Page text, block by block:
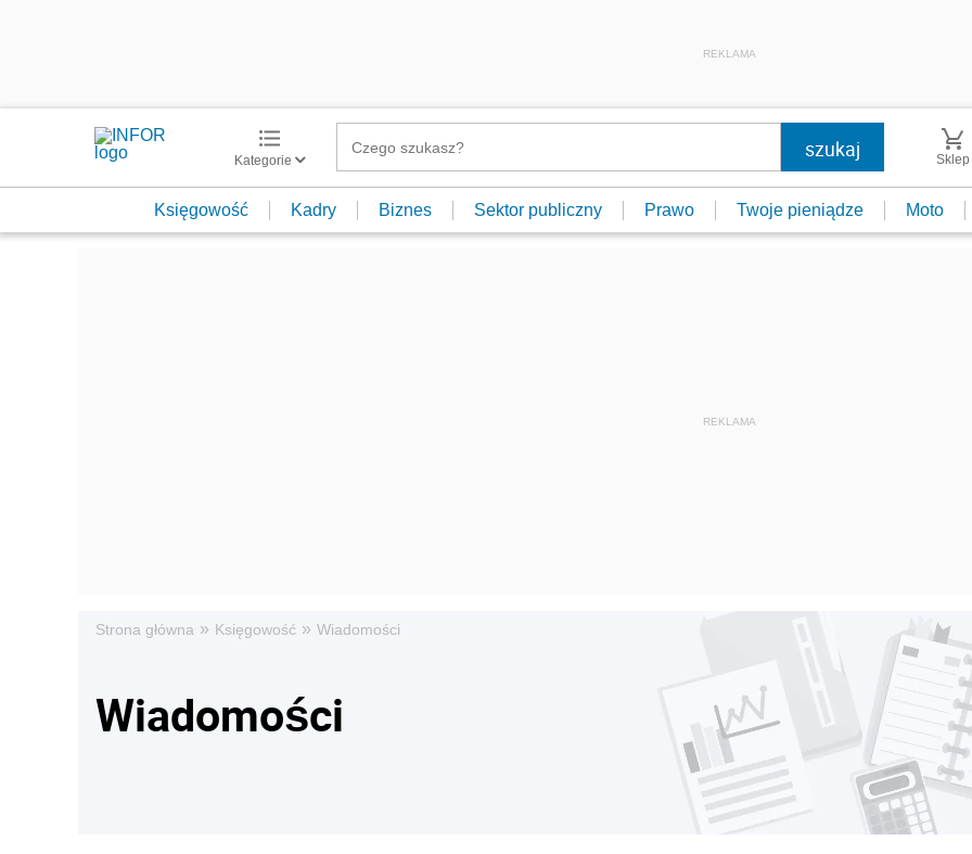
REKLAMA
Kategorie Sklep
Księgowość Kadry Biznes Sektor publiczny Prawo Twoje pieniądze Moto
Strona główna » Księgowość » Wiadomości
Wiadomości